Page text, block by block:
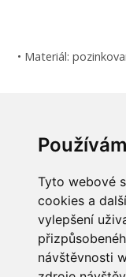
Tyto webové
cookies a
vylepšení
návštěvnosti
• Materiál:
Rozměr dz: 123 mm
INFORMACE
Obchodní podmínky